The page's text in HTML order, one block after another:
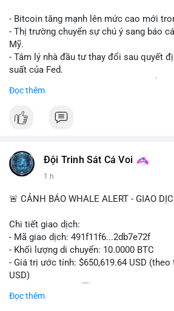
- Bitcoin tăng mạnh lên mức cao mới
- Thị trường chuyển sự chú ý sang báo
Mỹ.
- Tâm lý nhà đầu tư thay đổi sau quyết
suất của Fed.
theo.
#bitcoin #btc #cryptonews
#vlikevn #titanbot
📰 Nguồn: Cointelegraph
Đọc thêm
Đội Trinh Sát Cá Voi
1 h
🚨 CẢNH BÁO WHALE ALERT - GIAO
Chi tiết giao dịch:
- Mã giao dịch: 491f11f6...2db7e72f
- Khối lượng di chuyển: 10.0000 BTC
- Giá trị ước tính: $650,619.64 USD (theo
USD)
- Thời gian: 11:20
Đọc thêm